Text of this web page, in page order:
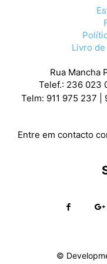
Livro
Rua Mancha
Telef.: 236 023
Telm: 911 975 237 |
Entre em contacto
©